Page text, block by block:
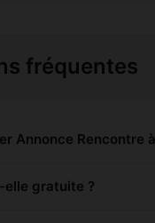
fréquentes
Annonce Rencontre
elle gratuite ?